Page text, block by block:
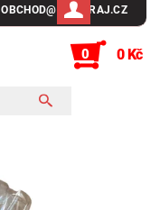
OBCHOD@SUSHIRAJ.CZ
0 0 Kč